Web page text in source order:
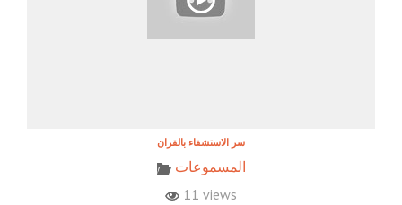
المسموعات
11 views